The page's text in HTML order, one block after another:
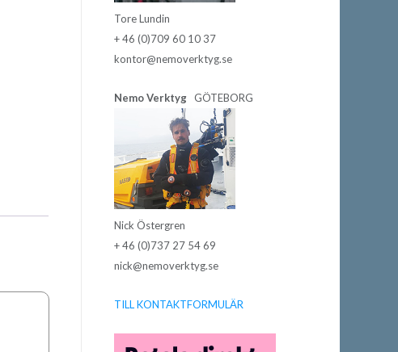
Tore Lundin
+ 46 (0)709 60 10 37
kontor@nemoverktyg.se
Nemo VerktygGÖTEBORG
Nick Östergren
+ 46 (0)737 27 54 69
nick@nemoverktyg.se
TILL KONTAKTFORMULÄR